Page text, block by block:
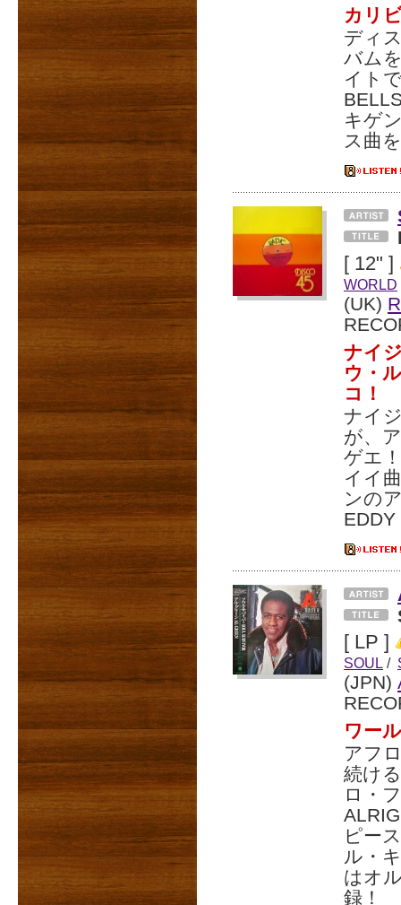
カリ
ディ
バム
イト
キゲ
ス曲
[ 12" ]
WORLD
(UK)
ナイ
ウ・
コ！
ナイ
が、
ゲエ
イイ
ンの
[ LP ]
SOUL /
(JPN)
ワー
アフ
続け
ロ・
ピー
ル・
はオ
録！